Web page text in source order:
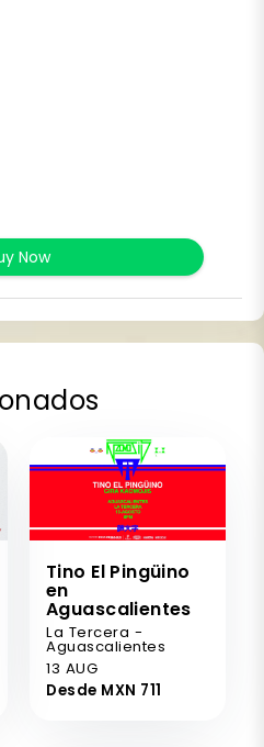
Now
Tino El Pingüino
en
Aguascalientes
La Tercera -
Aguascalientes
13 AUG
Desde MXN 711